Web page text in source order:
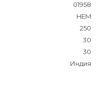
01958
HEM
250
30
30
Индия